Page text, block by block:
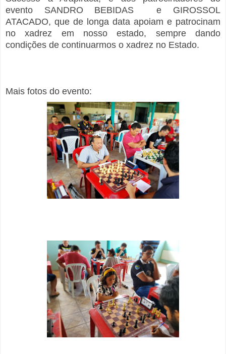
evento SANDRO BEBIDAS e GIROSSOL
ATACADO, que de longa data apoiam e patrocinam
no xadrez em nosso estado, sempre dando
condições de continuarmos o xadrez no Estado.
Mais fotos do evento: